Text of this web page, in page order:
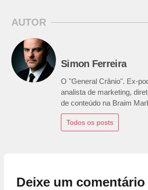
AUTOR
Simon Ferreira
O "General Crânio". Ex-
analista de marketing,
de conteúdo na Braim
Todos os posts
Deixe um comentário